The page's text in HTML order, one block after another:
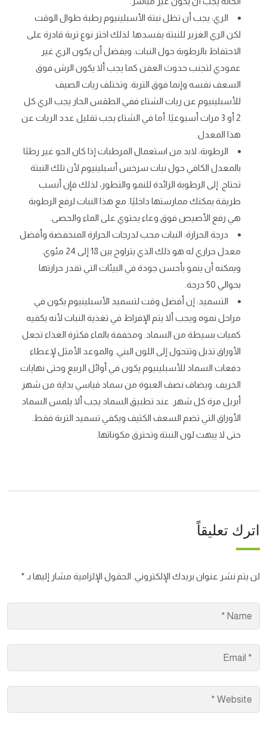
الري: يجب أن تظل نبتة الأسبلينيوم رطبة طوال الوقت
لكن الري الغزير للنبتة يفسدها. لذلك اختر نوع تربة قادرة على
الاحتفاظ بالرطوبة حول النبات. ويفضل أن يكون الري غير
عمودي لتجنب حدوث العفن كما يجب ألا يكون الرش فوق
السعف نفسه وإنما فوق التربة. وتختلف ريات الصيف
للأسبلينيوم عن ريات الشتاء ففي الطقس الحار يجب الري كل
2 أو 3 مرات أسبوعيًا. أما في الشتاء يجب تقليل عدد الريات عن
هذا المعدل.
الرطوبة: لابد من استعمال المرطبات إذا كان الجو غير رطبًا
بالمعدل الكافي حول نبات سرخس أسبلينيوم لأن تلك النبتة
تحتاج. إلى الرطوبة الزائدة للنمو والتطور، لذلك فإن أنسب
طريقة يمكنك ممارستها داخليًا. مع هذا النبات لرفع الرطوبة
هي رفع الأصيص فوق وعاء يحتوي على الماء والحصى.
درجة الحرارة: النبات محب لدرجات الحرارة المنخفضة وأفضل
معدل حراري له هو ذلك الذي يتراوح بين 18 إلى 24 مئوي.
ويمكنه أن ينمو بأحسن جودة في البيئات التي تقدر حرارتها
بحوالي 50 درجة.
التسميد: إن أفضل وقت لتسميد الأسبلينيوم يكون في
مراحل نموه ويجب ألا يتم الإفراط في تغذية النبات لأنه يكفيه
كميات بسيطة من السماد. ومخففة بالماء فكثرة الغذاء تجعل
الأوراق تذبل وتتحول إلى اللون البني. والموعد الأمثل لإعطاء
دفعات السماد للأسبلينيوم يكون في أوائل الربيع وحتى نهايات
الخريف. ويضاف نصف العبوة من سماد قياسي بداية من شهر
أبريل مرة كل شهر. عند تطبيق السماد يجب ألا يلمس السماد
الأوراق التي تضم السعف الكثيف ويكفي تسميد التربة فقط.
حتى لا يبهت لون النبتة وتحترق مكوناتها.
اترك تعليقاً
لن يتم نشر عنوان بريدك الإلكتروني. الحقول الإلزامية مشار إليها بـ *